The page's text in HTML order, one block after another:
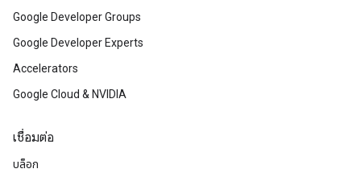
Google Developer Groups
Google Developer Experts
Accelerators
Google Cloud & NVIDIA
เชื่อมต่อ
บล็อก